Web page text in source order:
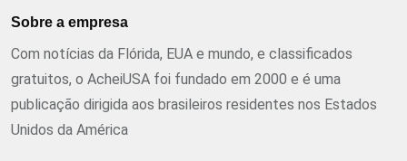
Sobre a empresa
Com notícias da Flórida, EUA e mundo, e classificados
gratuitos, o AcheiUSA foi fundado em 2000 e é uma
publicação dirigida aos brasileiros residentes nos Estados
Unidos da América